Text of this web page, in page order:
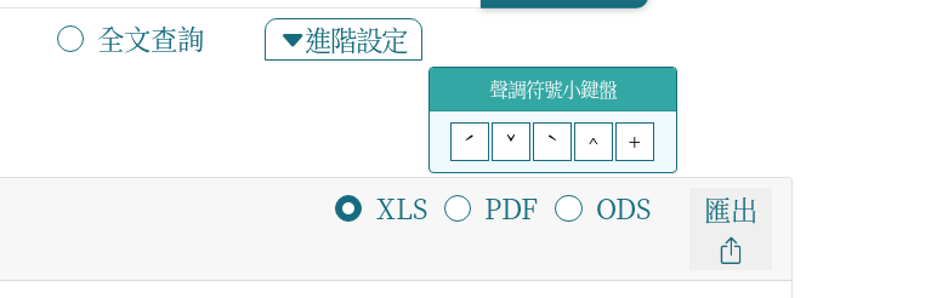
全文查詢 進階設定
聲調符號小鍵盤
ˊ
ˇ ˋ ^ +
XLS PDF ODS 匯出